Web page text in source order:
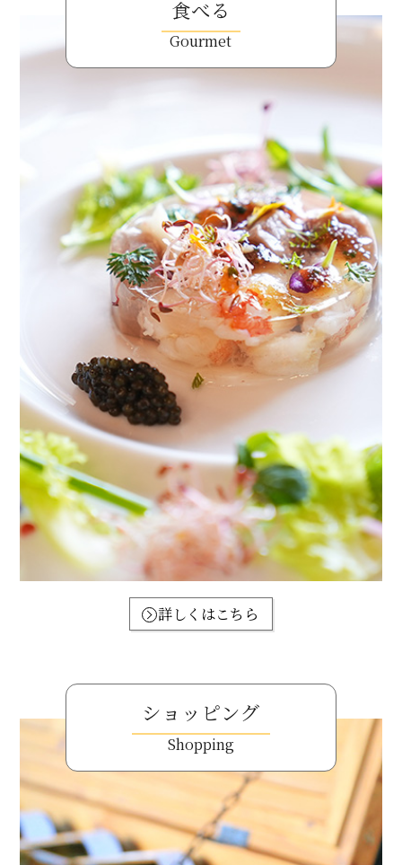
食べる
Gourmet
詳しくはこちら
ショッピング
Shopping